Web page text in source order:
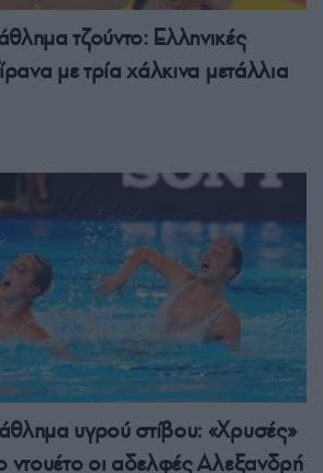
τζούντο: Ελληνικές
με τρία χάλκινα μετάλλια
υγρού στίβου: «Χρυσές»
ντουέτο οι αδελφές Αλεξανδρή